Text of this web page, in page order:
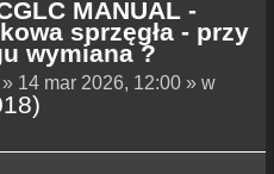
MANUAL -
sprzęgła - przy
wymiana ?
» 14 mar 2026, 12:00 » w